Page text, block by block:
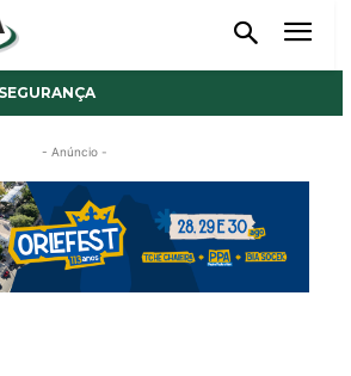
SEGURANÇA
- Anúncio -